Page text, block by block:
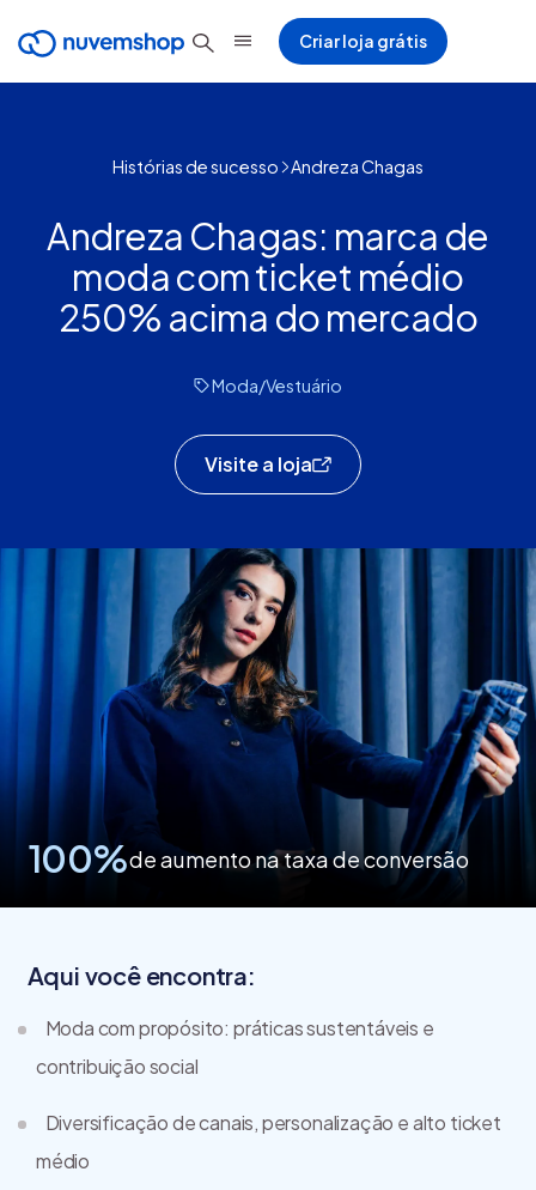
Criar loja grátis
Histórias de sucesso Andreza Chagas
Andreza Chagas: marca de
moda com ticket médio
250% acima do mercado
Moda/Vestuário
Visite a loja
100%de aumento na taxa de conversão
Aqui você encontra:
Moda com propósito: práticas sustentáveis e
contribuição social
Diversificação de canais, personalização e alto ticket
médio